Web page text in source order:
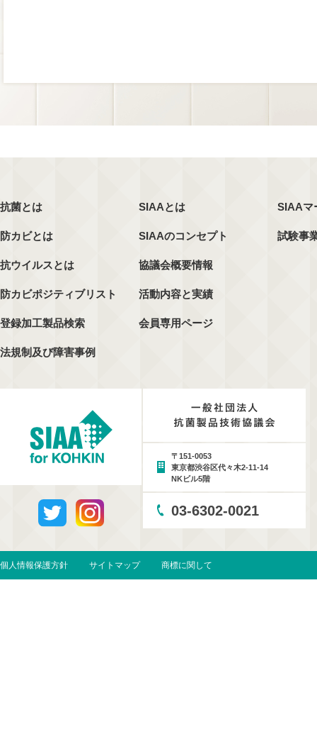
抗菌とは
防カビとは
抗ウイルスとは
防カビポジティブリスト
登録加工製品検索
法規制及び障害事例
SIAAとは
SIAAのコンセプト
協議会概要情報
活動内容と実績
会員専用ページ
SIAAマ
試験事
〒151-0053
東京都渋谷区代々木2-11-14
NKビル5階
03-6302-0021
個人情報保護方針 サイトマップ 商標に関して